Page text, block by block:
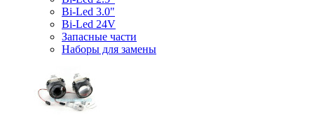
Bi-Led 3.0"
Bi-Led 24V
Запасные части
Наборы для замены